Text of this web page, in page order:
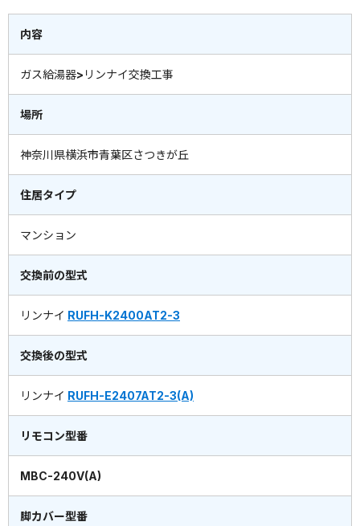
内容
ガス給湯器>リンナイ交換工事
場所
神奈川県横浜市青葉区さつきが丘
住居タイプ
マンション
交換前の型式
リンナイ RUFH-K2400AT2-3
交換後の型式
リンナイ RUFH-E2407AT2-3(A)
リモコン型番
MBC-240V(A)
脚カバー型番